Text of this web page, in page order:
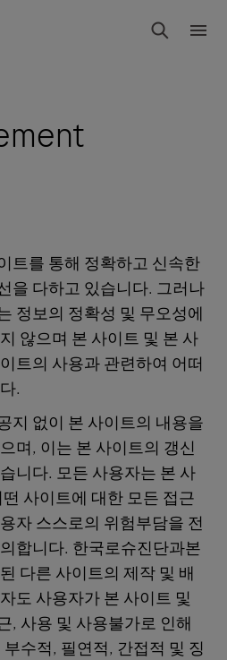
트를 통해 정확하고 신속한
을 다하고 있습니다. 그러나
정보의 정확성 및 무오성에
않으며 본 사이트 및 본 사
트의 사용과 관련하여 어떠
.
지 없이 본 사이트의 내용을
며, 이는 본 사이트의 갱신
니다. 모든 사용자는 본 사
사이트에 대한 모든 접근
자 스스로의 위험부담을 전
합니다. 한국로슈진단과본
다른 사이트의 제작 및 배
도 사용자가 본 사이트 및
, 사용 및 사용불가로 인해
수적, 필연적, 간접적 및 징